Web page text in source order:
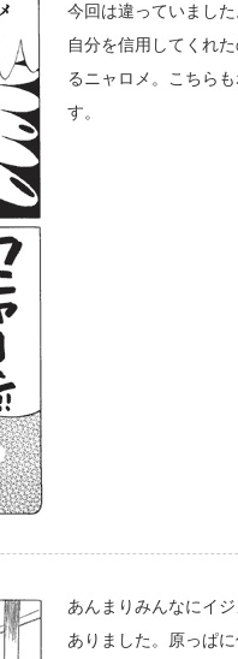
今回は違っていまし
自分を信用してくれ
るニャロメ。こちら
す。
あんまりみんなにイ
ありました。原っぱ